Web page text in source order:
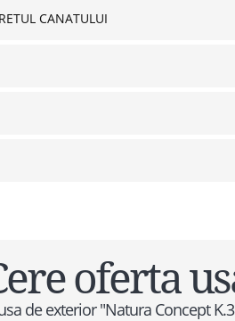
CANATULUI
oferta
de exterior "Natura Concept